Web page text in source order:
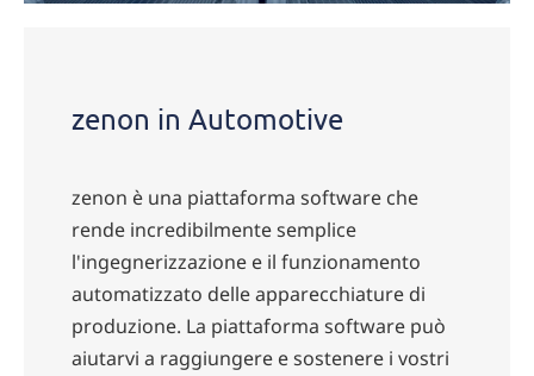
zenon in Automotive
zenon è una piattaforma software che
rende incredibilmente semplice
l'ingegnerizzazione e il funzionamento
automatizzato delle apparecchiature di
produzione. La piattaforma software può
aiutarvi a raggiungere e sostenere i vostri